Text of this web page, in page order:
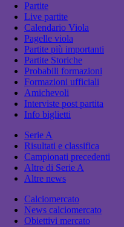
Partite
Live partite
Calendario Viola
Pagelle viola
Partite più importanti
Partite Storiche
Probabili formazioni
Formazioni ufficiali
Amichevoli
Interviste post partita
Info biglietti
Serie A
Risultati e classifica
Campionati precedenti
Altre di Serie A
Altre news
Calciomercato
News calciomercato
Obiettivi mercato